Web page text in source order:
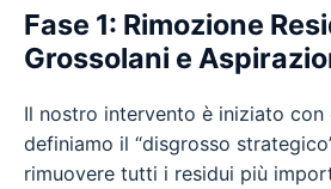
Fase 1: Rimozione
Grossolani e
Il nostro intervento è iniziato con
definiamo il “disgrosso
rimuovere tutti i residui più